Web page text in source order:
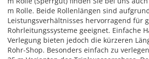
m Rolle. Beide Rollenlängen sind
Leistungsverhältnisses hervorragend für
Rohrleitungssysteme geeignet. Einfache
Verlegung bieten jedoch die kürzeren
Rohr-Shop. Besonders einfach zu